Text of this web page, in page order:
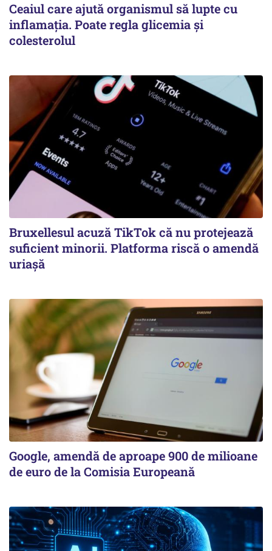
Ceaiul care ajută organismul să lupte cu
inflamația. Poate regla glicemia și
colesterolul
Bruxellesul acuză TikTok că nu protejează
suficient minorii. Platforma riscă o amendă
uriașă
Google, amendă de aproape 900 de milioane
de euro de la Comisia Europeană